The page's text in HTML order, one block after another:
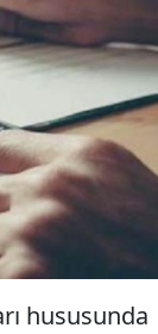
hususunda